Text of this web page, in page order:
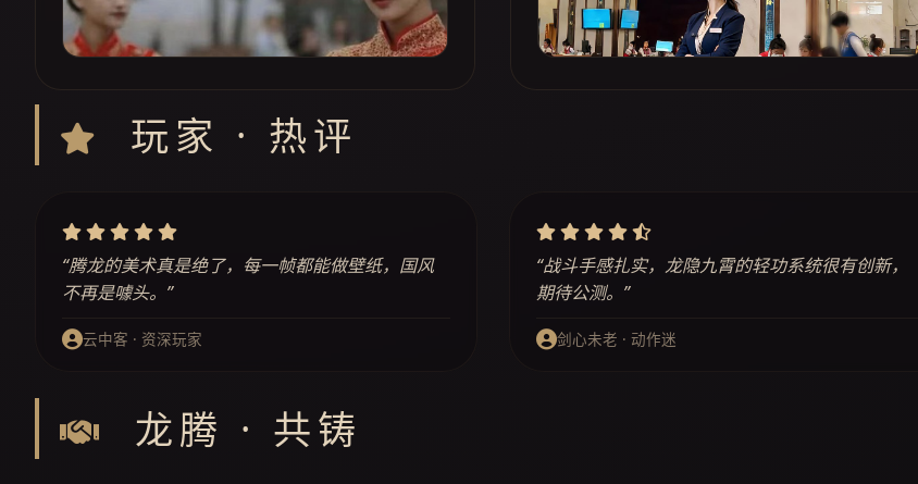
玩家 · 热评
“腾龙的美术真是绝了，每一帧都能做壁纸，国风
不再是噱头。”
云中客 · 资深玩家
“战斗手感扎实，龙隐九霄的轻功系统很有创新，
期待公测。”
剑心未老 · 动作迷
龙腾 · 共铸